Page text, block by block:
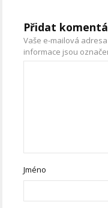
Přidat
Vaše e-mailová
informace jsou
Jméno